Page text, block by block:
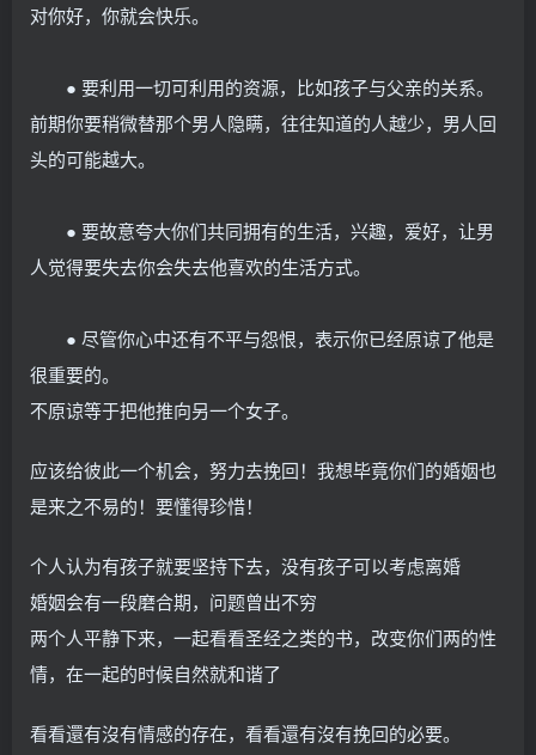
对你好，你就会快乐。
● 要利用一切可利用的资源，比如孩子与父亲的关系。
前期你要稍微替那个男人隐瞒，往往知道的人越少，男人回
头的可能越大。
● 要故意夸大你们共同拥有的生活，兴趣，爱好，让男
人觉得要失去你会失去他喜欢的生活方式。
● 尽管你心中还有不平与怨恨，表示你已经原谅了他是
很重要的。
不原谅等于把他推向另一个女子。
应该给彼此一个机会，努力去挽回！我想毕竟你们的婚姻也
是来之不易的！要懂得珍惜！
个人认为有孩子就要坚持下去，没有孩子可以考虑离婚
婚姻会有一段磨合期，问题曾出不穷
两个人平静下来，一起看看圣经之类的书，改变你们两的性
情，在一起的时候自然就和谐了
看看還有沒有情感的存在，看看還有沒有挽回的必要。